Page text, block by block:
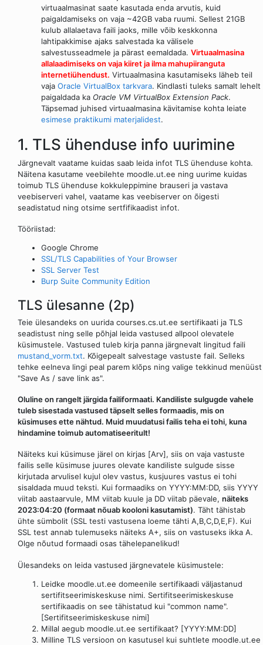
virtuaalmasinat saate kasutada enda arvutis, kuid
paigaldamiseks on vaja ~42GB vaba ruumi. Sellest 21GB
kulub allalaetava faili jaoks, mille võib keskkonna
lahtipakkimise ajaks salvestada ka välisele
salvestusseadmele ja pärast eemaldada. Virtuaalmasina
allalaadimiseks on vaja kiiret ja ilma mahupiiranguta
internetiühendust. Virtuaalmasina kasutamiseks läheb teil
vaja Oracle VirtualBox tarkvara. Kindlasti tuleks samalt lehelt
paigaldada ka Oracle VM VirtualBox Extension Pack.
Täpsemad juhised virtuaalmasina kävitamise kohta leiate
esimese praktikumi materjalidest.
1. TLS ühenduse info uurimine
Järgnevalt vaatame kuidas saab leida infot TLS ühenduse kohta.
Näitena kasutame veebilehte moodle.ut.ee ning uurime kuidas
toimub TLS ühenduse kokkuleppimine brauseri ja vastava
veebiserveri vahel, vaatame kas veebiserver on õigesti
seadistatud ning otsime sertfifikaadist infot.
Tööriistad:
Google Chrome
SSL/TLS Capabilities of Your Browser
SSL Server Test
Burp Suite Community Edition
TLS ülesanne (2p)
Teie ülesandeks on uurida courses.cs.ut.ee sertifikaati ja TLS
seadistust ning selle põhjal leida vastused allpool olevatele
küsimustele. Vastused tuleb kirja panna järgnevalt lingitud faili
mustand_vorm.txt. Kõigepealt salvestage vastuste fail. Selleks
tehke eelneva lingi peal parem klõps ning valige tekkinud menüüst
"Save As / save link as".
Oluline on rangelt järgida failiformaati. Kandiliste sulgugde vahele
tuleb sisestada vastused täpselt selles formaadis, mis on
küsimuses ette nähtud. Muid muudatusi failis teha ei tohi, kuna
hindamine toimub automatiseeritult!
Näiteks kui küsimuse järel on kirjas [Arv], siis on vaja vastuste
failis selle küsimuse juures olevate kandiliste sulgude sisse
kirjutada arvulisel kujul olev vastus, kusjuures vastus ei tohi
sisaldada muud teksti. Kui formaadiks on YYYY:MM:DD, siis YYYY
viitab aastaarvule, MM viitab kuule ja DD viitab päevale, näiteks
2023:04:20 (formaat nõuab kooloni kasutamist). Täht tähistab
ühte sümbolit (SSL testi vastusena loeme tähti A,B,C,D,E,F). Kui
SSL test annab tulemuseks näiteks A+, siis on vastuseks ikka A.
Olge nõutud formaadi osas tähelepanelikud!
Ülesandeks on leida vastused järgnevatele küsimustele:
Leidke moodle.ut.ee domeenile sertifikaadi väljastanud
sertifitseerimiskeskuse nimi. Sertifitseerimiskeskuse
sertifikaadis on see tähistatud kui "common name".
[Sertifitseerimiskeskuse nimi]
Millal aegub moodle.ut.ee sertifikaat? [YYYY:MM:DD]
Milline TLS versioon on kasutusel kui suhtlete moodle.ut.ee